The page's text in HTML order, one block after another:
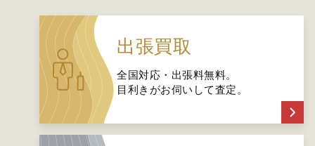
出張買取
全国対応・出張料無料。
目利きがお伺いして査定。